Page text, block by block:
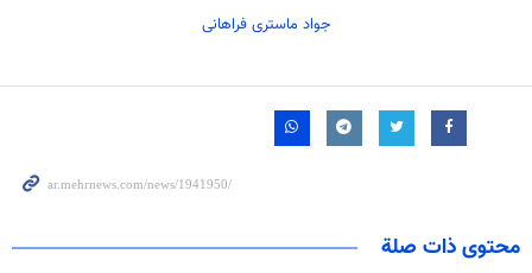
جواد ماستری فراهانی
محتوى ذات صلة